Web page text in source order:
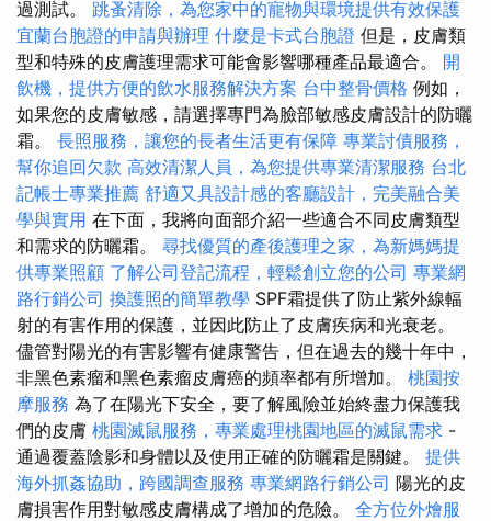
過測試。 跳蚤清除，為您家中的寵物與環境提供有效保護
宜蘭台胞證的申請與辦理 什麼是卡式台胞證 但是，皮膚類
型和特殊的皮膚護理需求可能會影響哪種產品最適合。 開
飲機，提供方便的飲水服務解決方案 台中整骨價格 例如，
如果您的皮膚敏感，請選擇專門為臉部敏感皮膚設計的防曬
霜。 長照服務，讓您的長者生活更有保障 專業討債服務，
幫你追回欠款 高效清潔人員，為您提供專業清潔服務 台北
記帳士專業推薦 舒適又具設計感的客廳設計，完美融合美
學與實用 在下面，我將向面部介紹一些適合不同皮膚類型
和需求的防曬霜。 尋找優質的產後護理之家，為新媽媽提
供專業照顧 了解公司登記流程，輕鬆創立您的公司 專業網
路行銷公司 換護照的簡單教學 SPF霜提供了防止紫外線輻
射的有害作用的保護，並因此防止了皮膚疾病和光衰老。
儘管對陽光的有害影響有健康警告，但在過去的幾十年中，
非黑色素瘤和黑色素瘤皮膚癌的頻率都有所增加。 桃園按
摩服務 為了在陽光下安全，要了解風險並始終盡力保護我
們的皮膚 桃園滅鼠服務，專業處理桃園地區的滅鼠需求 -
通過覆蓋陰影和身體以及使用正確的防曬霜是關鍵。 提供
海外抓姦協助，跨國調查服務 專業網路行銷公司 陽光的皮
膚損害作用對敏感皮膚構成了增加的危險。 全方位外燴服